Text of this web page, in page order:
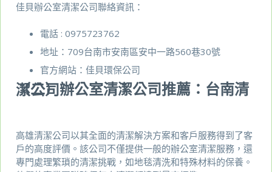
佳貝辦公室清潔公司聯絡資訊：
電話 : 0975723762
地址：709台南市安南區安中一路560巷30號
官方網站： 佳貝環保公司
（二）辦公室清潔公司推薦：台南清潔公司
高雄清潔公司以其全面的清潔解決方案和客戶服務得到了客
戶的高度評價。該公司不僅提供一般的辦公室清潔服務，還
專門處理繁瑣的清潔挑戰，如地毯清洗和特殊材料的保養。